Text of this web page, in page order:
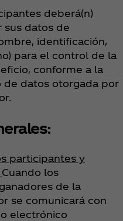
deberá(n)
sus datos de
identificación,
para el control de la
conforme a la
de datos otorgada por
participantes y
Cuando los
de la
se comunicará con
electrónico